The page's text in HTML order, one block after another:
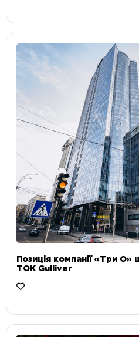
Позиція компанії «Три О»
ТОК Gulliver